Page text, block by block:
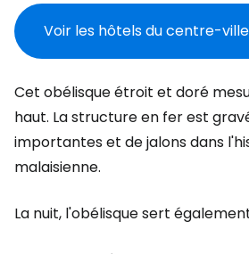
Voir les hôtels du centre-
Cet obélisque étroit et doré
haut. La structure en fer est
importantes et de jalons dans
malaisienne.
La nuit, l'obélisque sert